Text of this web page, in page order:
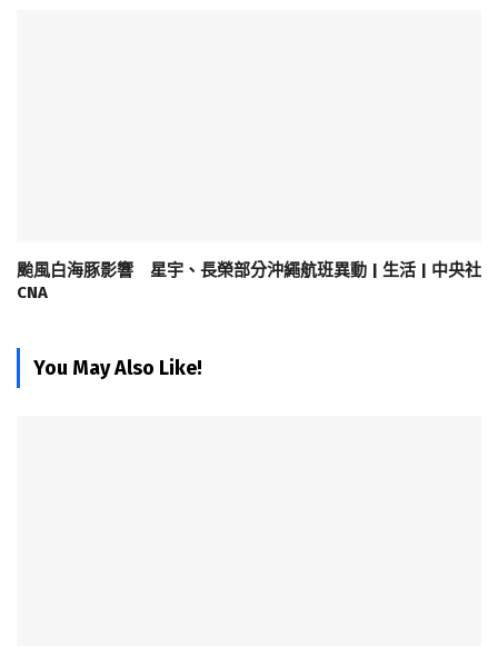
颱風白海豚影響 星宇、長榮部分沖繩航班異動 | 生活 | 中央社
CNA
You May Also Like!